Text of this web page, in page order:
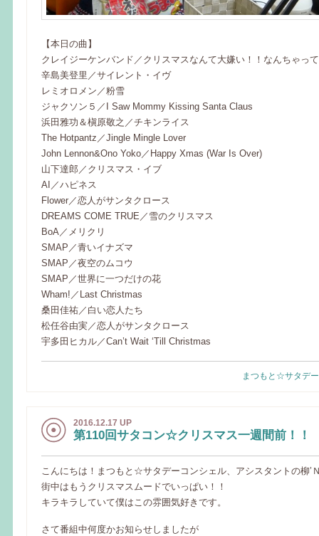
【本日の曲】
クレイジーケンバンド／クリスマスなんて大嫌い！！なんちゃって
辛島美登里／サイレント・イヴ
レミオロメン／粉雪
ジャクソン５／I Saw Mommy Kissing Santa Claus
浜田雅功＆槇原敬之／チキンライス
The Hotpantz／Jingle Mingle Lover
John Lennon&Ono Yoko／Happy Xmas (War Is Over)
山下達郎／クリスマス・イブ
AI／ハピネス
Flower／恋人がサンタクロース
DREAMS COME TRUE／雪のクリスマス
BoA／メリクリ
SMAP／青いイナズマ
SMAP／夜空のムコウ
SMAP／世界に一つだけの花
Wham!／Last Christmas
桑田佳祐／白い恋人たち
松任谷由実／恋人がサンタクロース
宇多田ヒカル／Can’t Wait ‘Till Christmas
まつもと☆サタデ
2016.12.17 UP
第110回サタコン☆クリスマス一週間前！！
こんにちは！まつもと☆サタデーコンシェル、アシスタントの柳’
街中はもうクリスマスムードでいっぱい！！
キラキラしていて僕はこの雰囲気好きです。
さて番組中何度かお知らせしましたが